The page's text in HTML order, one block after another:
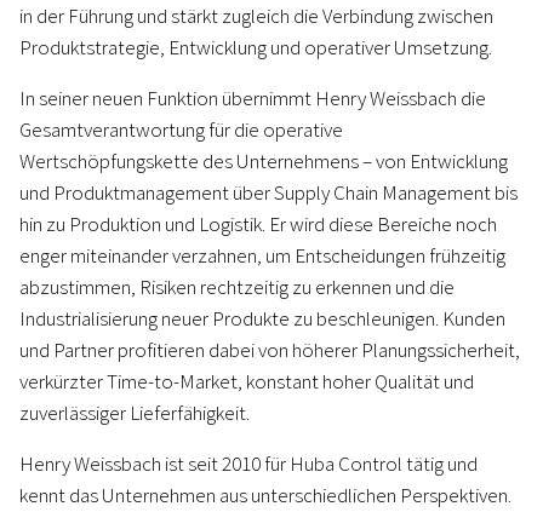
in der Führung und stärkt zugleich die Verbindung zwischen
Produktstrategie, Entwicklung und operativer Umsetzung.
In seiner neuen Funktion übernimmt Henry Weissbach die
Gesamtverantwortung für die operative
Wertschöpfungskette des Unternehmens – von Entwicklung
und Produktmanagement über Supply Chain Management bis
hin zu Produktion und Logistik. Er wird diese Bereiche noch
enger miteinander verzahnen, um Entscheidungen frühzeitig
abzustimmen, Risiken rechtzeitig zu erkennen und die
Industrialisierung neuer Produkte zu beschleunigen. Kunden
und Partner profitieren dabei von höherer Planungssicherheit,
verkürzter Time-to-Market, konstant hoher Qualität und
zuverlässiger Lieferfähigkeit.
Henry Weissbach ist seit 2010 für Huba Control tätig und
kennt das Unternehmen aus unterschiedlichen Perspektiven.